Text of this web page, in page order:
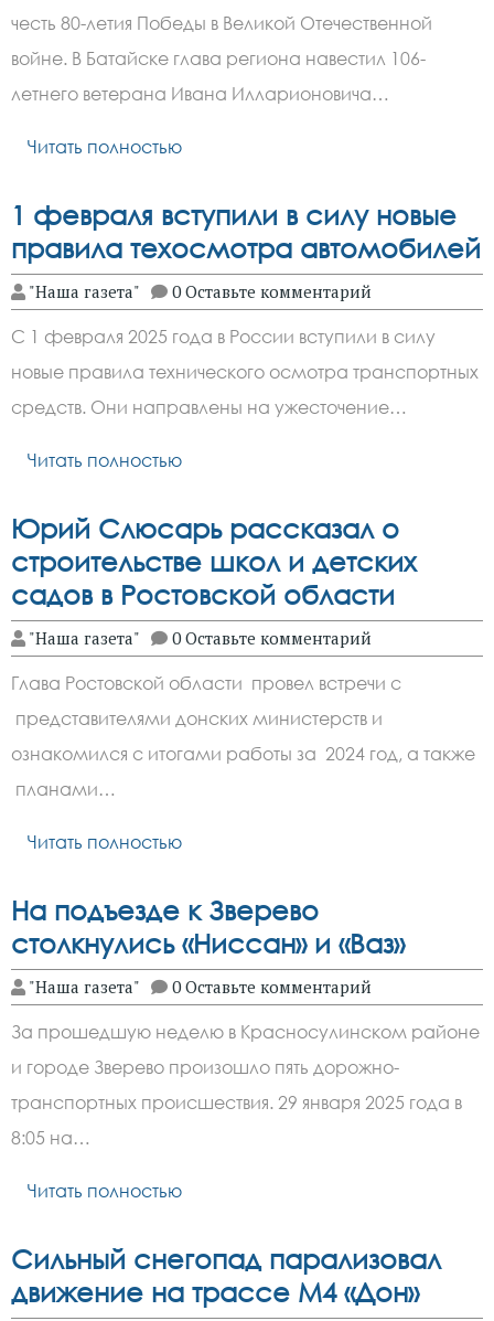
честь 80-летия Победы в Великой Отечественной
войне. В Батайске глава региона навестил 106-
летнего ветерана Ивана Илларионовича…
Читать полностью
1 февраля вступили в силу новые
правила техосмотра автомобилей
"Наша газета" 0 Оставьте комментарий
С 1 февраля 2025 года в России вступили в силу
новые правила технического осмотра транспортных
средств. Они направлены на ужесточение…
Читать полностью
Юрий Слюсарь рассказал о
строительстве школ и детских
садов в Ростовской области
"Наша газета" 0 Оставьте комментарий
Глава Ростовской области провел встречи с
представителями донских министерств и
ознакомился с итогами работы за 2024 год, а также
планами…
Читать полностью
На подъезде к Зверево
столкнулись «Ниссан» и «Ваз»
"Наша газета" 0 Оставьте комментарий
За прошедшую неделю в Красносулинском районе
и городе Зверево произошло пять дорожно-
транспортных происшествия. 29 января 2025 года в
8:05 на…
Читать полностью
Сильный снегопад парализовал
движение на трассе М4 «Дон»